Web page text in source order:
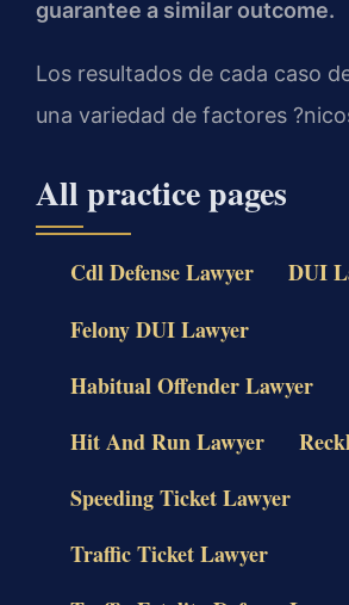
guarantee a similar outcome.
Los resultados de cada caso
una variedad de factores
All practice pages
Cdl Defense Lawyer
DUI
Felony DUI Lawyer
Habitual Offender Lawyer
Hit And Run Lawyer
Speeding Ticket Lawyer
Traffic Ticket Lawyer